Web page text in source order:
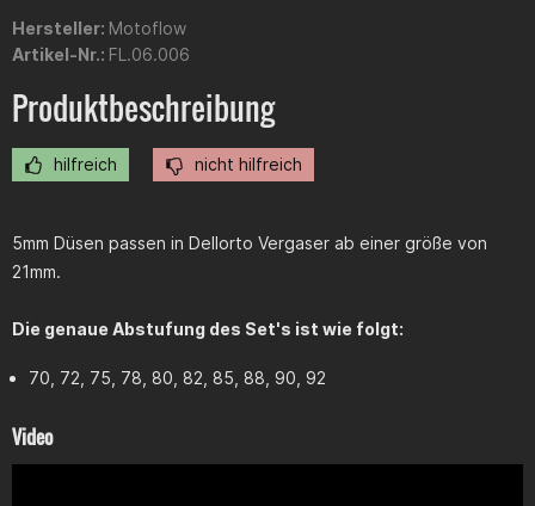
Hersteller: Motoflow
Artikel-Nr.: FL.06.006
Produktbeschreibung
hilfreich nicht hilfreich
5mm Düsen passen in Dellorto Vergaser ab einer größe von
21mm.
Die genaue Abstufung des Set's ist wie folgt:
70, 72, 75, 78, 80, 82, 85, 88, 90, 92
Video